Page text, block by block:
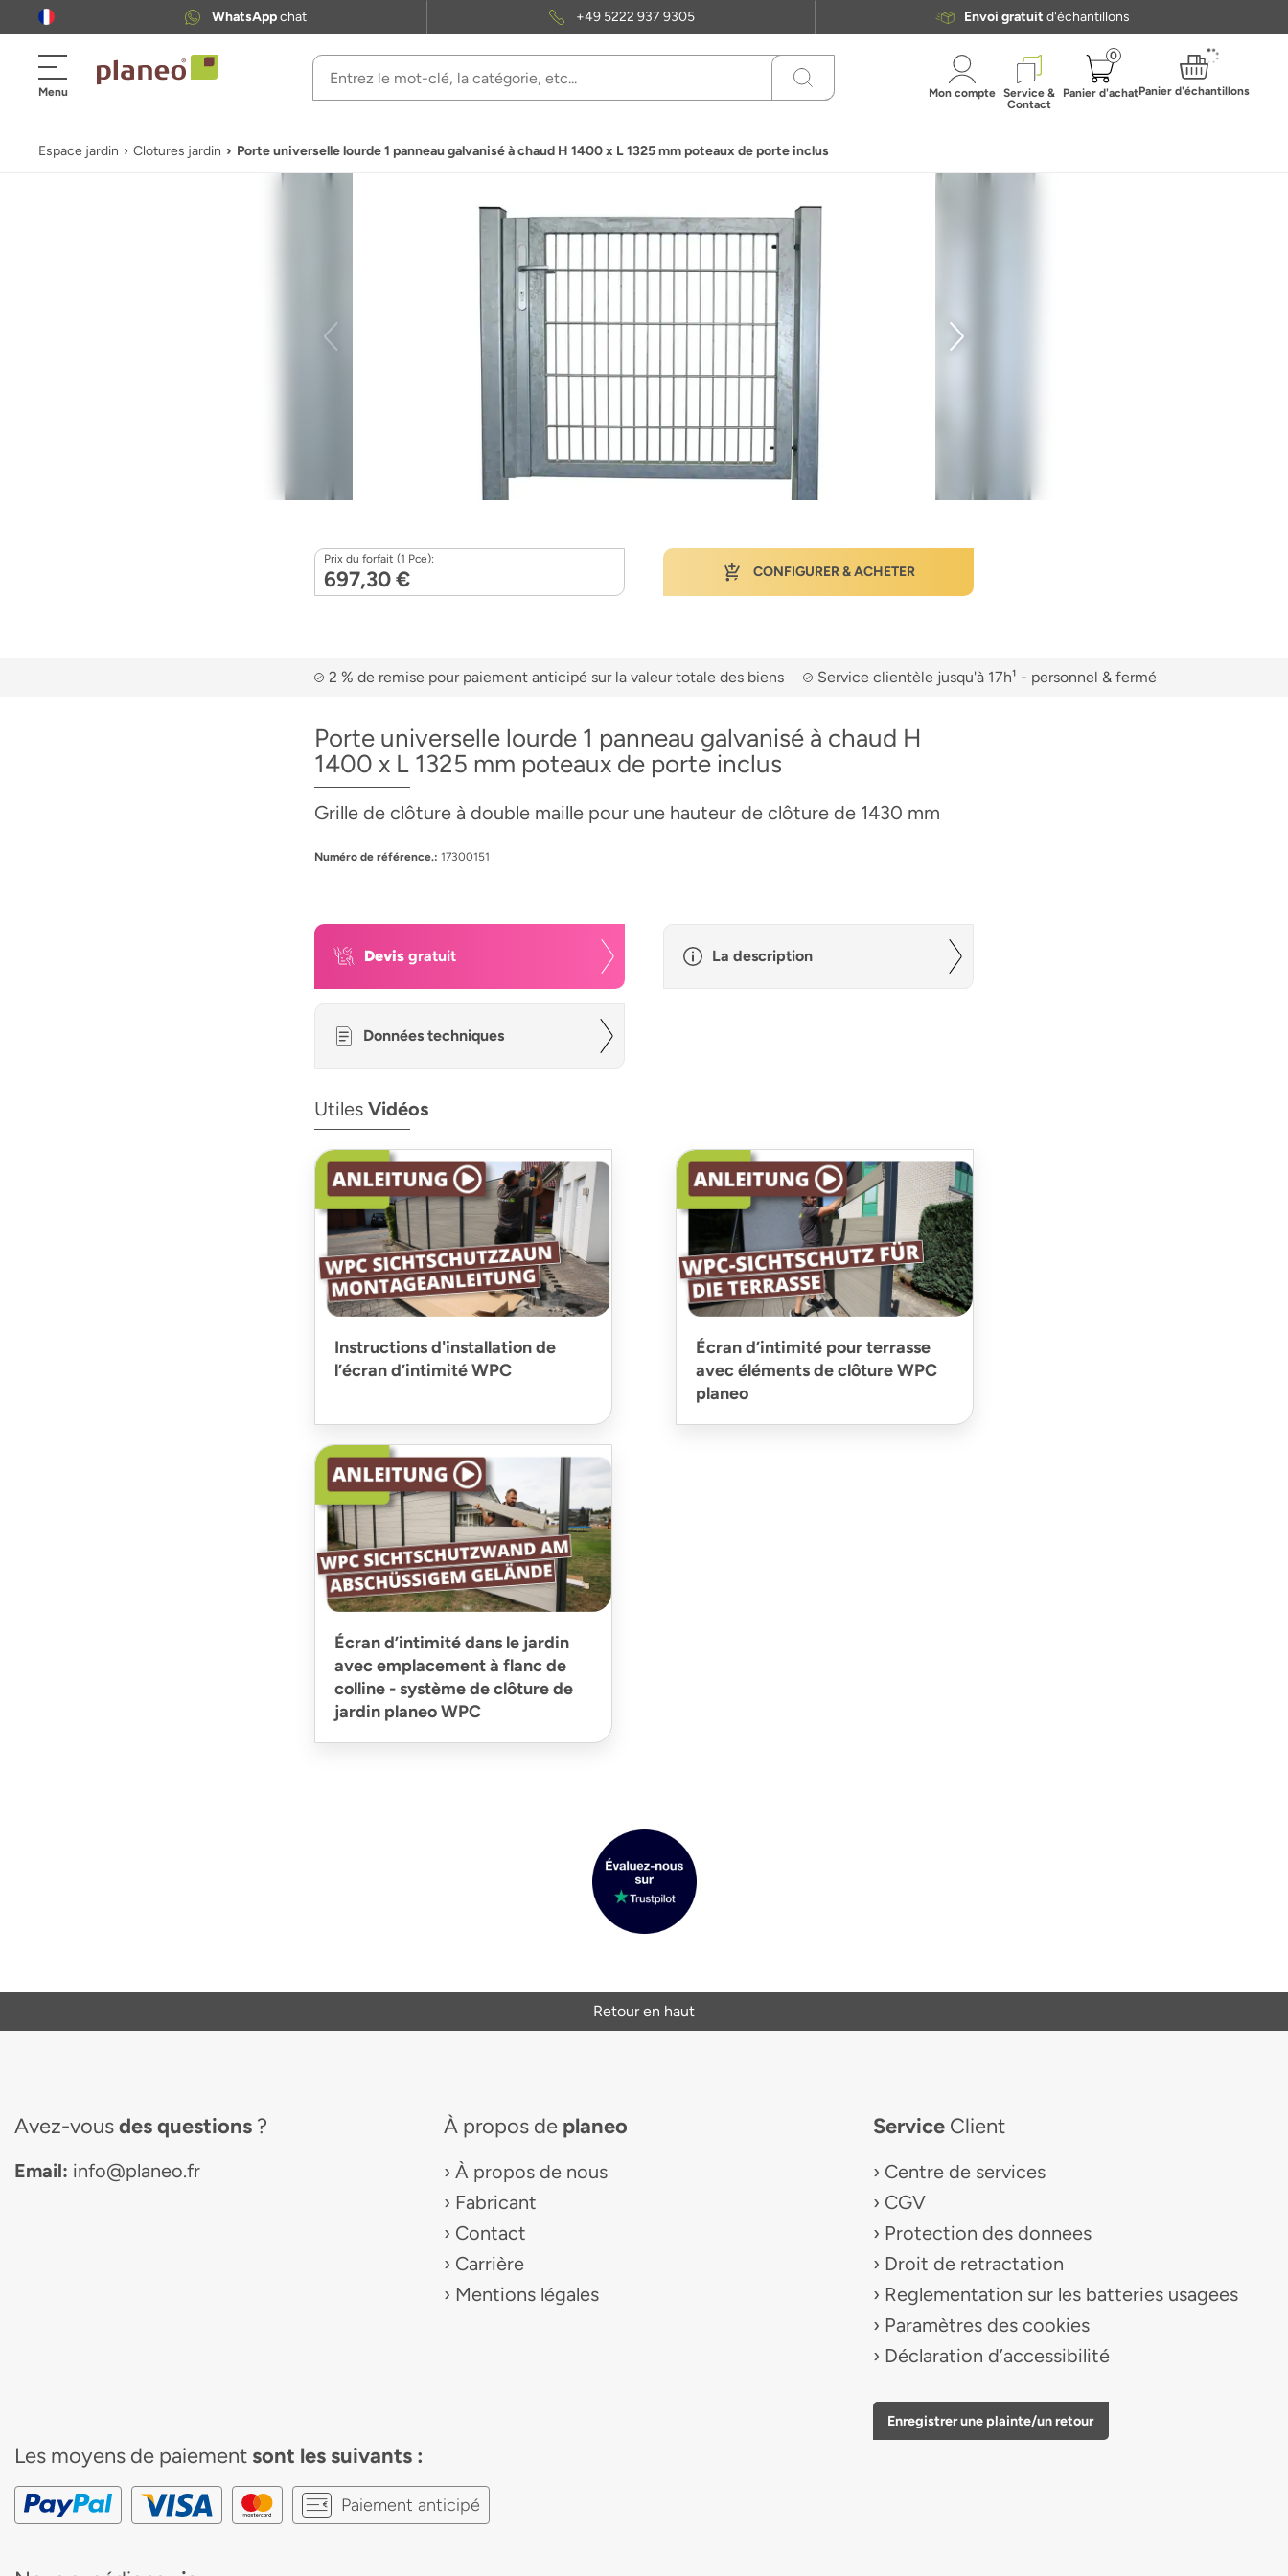
WhatsAppchat +49 5222 937 9305 Envoi gratuit d'échantillons
Menu Mon compte Service &
Contact
0
Panier d'achatPanier d'échantillons
Espace jardin Clotures jardin Porte universelle lourde 1 panneau galvanisé à chaud H 1400 x L 1325 mm poteaux de porte inclus
Prix du forfait (1 Pce):
697,30 € CONFIGURER & ACHETER
2 % de remise pour paiement anticipé sur la valeur totale des biens Service clientèle jusqu'à 17h¹ - personnel & fermé
Porte universelle lourde 1 panneau galvanisé à chaud H
1400 x L 1325 mm poteaux de porte inclus
Grille de clôture à double maille pour une hauteur de clôture de 1430 mm
Numéro de référence.: 17300151
Devis gratuit La description
Données techniques
Utiles Vidéos
Instructions d'installation de
l’écran d’intimité WPC
Écran d’intimité pour terrasse
avec éléments de clôture WPC
planeo
Écran d’intimité dans le jardin
avec emplacement à flanc de
colline - système de clôture de
jardin planeo WPC
Retour en haut
Avez-vousdes questions ?
Email: info@planeo.fr
À propos de planeo
À propos de nous
Fabricant
Contact
Carrière
Mentions légales
ServiceClient
Centre de services
CGV
Protection des donnees
Droit de retractation
Reglementation sur les batteries usagees
Paramètres des cookies
Déclaration d’accessibilité
Enregistrer une plainte/un retour
Les moyens de paiement sont les suivants :
Paiement anticipé